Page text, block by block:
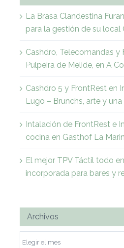
La Brasa Clandestina
para la gestión de su local
Cashdro, Telecomandas y
Pulpeira de Melide, en A
Cashdro 5 y FrontRest en
Lugo – Brunchs, arte y
Intalación de FrontRest e
cocina en Gasthof La
El mejor TPV Táctil todo
incorporada para bares y
Archivos